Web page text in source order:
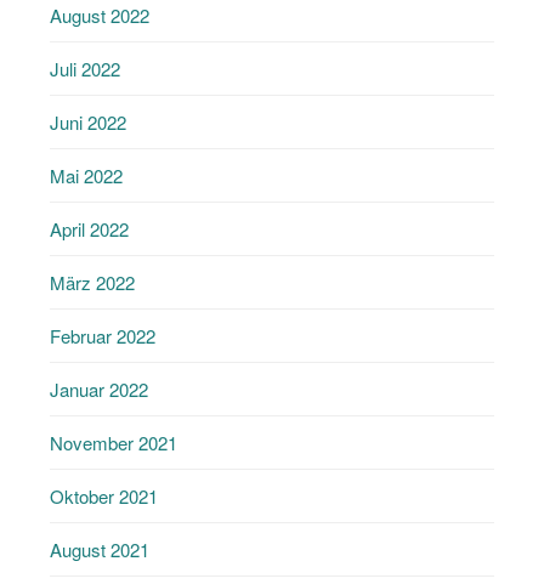
August 2022
Juli 2022
Juni 2022
Mai 2022
April 2022
März 2022
Februar 2022
Januar 2022
November 2021
Oktober 2021
August 2021